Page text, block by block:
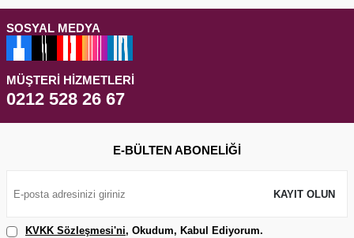
SOSYAL MEDYA
MÜŞTERI HIZMETLERI
0212 528 26 67
E-BÜLTEN ABONELIĞI
KAYIT OLUN
KVKK Sözleşmesi'ni, Okudum, Kabul Ediyorum.